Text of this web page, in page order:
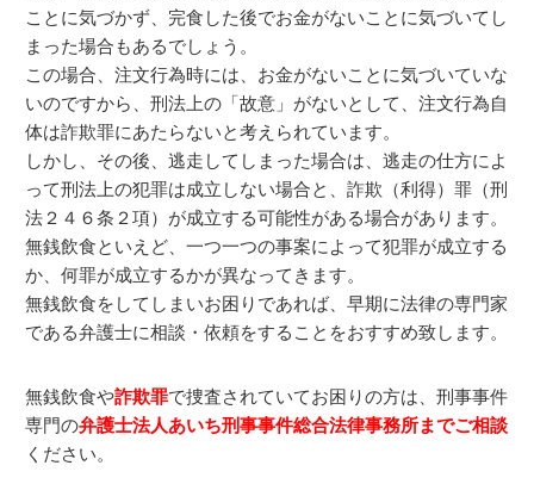
ことに気づかず、完食した後でお金がないことに気づいてし
まった場合もあるでしょう。
この場合、注文行為時には、お金がないことに気づいていな
いのですから、刑法上の「故意」がないとして、注文行為自
体は詐欺罪にあたらないと考えられています。
しかし、その後、逃走してしまった場合は、逃走の仕方によ
って刑法上の犯罪は成立しない場合と、詐欺（利得）罪（刑
法２４６条２項）が成立する可能性がある場合があります。
無銭飲食といえど、一つ一つの事案によって犯罪が成立する
か、何罪が成立するかが異なってきます。
無銭飲食をしてしまいお困りであれば、早期に法律の専門家
である弁護士に相談・依頼をすることをおすすめ致します。
無銭飲食や詐欺罪で捜査されていてお困りの方は、刑事事件
専門の弁護士法人あいち刑事事件総合法律事務所までご相談
ください。